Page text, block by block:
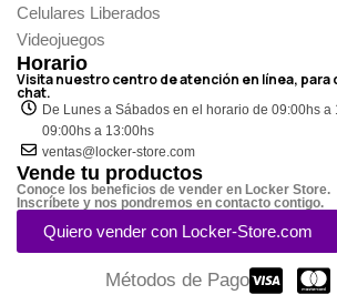
Celulares Liberados
Videojuegos
Horario
Visita nuestro centro de atención en línea,
chat.
De Lunes a Sábados en el horario de 09:00hs a
09:00hs a 13:00hs
ventas@locker-store.com
Vende tu productos
Conoce los beneficios de vender en Locker Store.
Inscríbete y nos pondremos en contacto contigo.
Quiero vender con Locker-Store.com
Métodos de Pago